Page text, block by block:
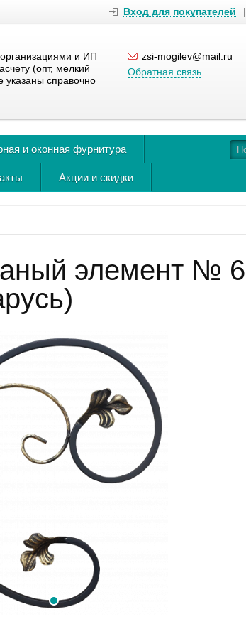
Вход для покупателей |
и ИП
(опт, мелкий
указаны справочно
zsi-mogilev@mail.ru
Обратная связь
и оконная фурнитура
Акции и скидки
элемент № 6